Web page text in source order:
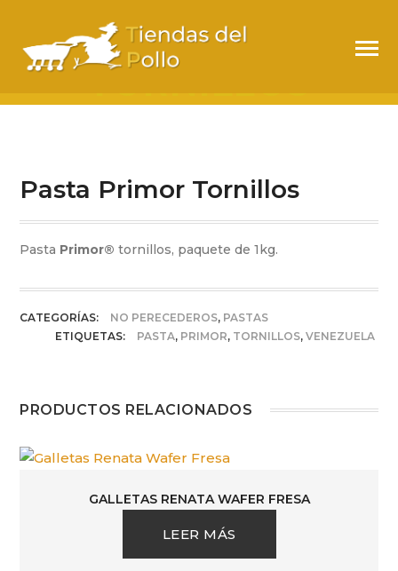
PASTA PRIMOR
TORNILLOS
Pasta Primor Tornillos
Pasta Primor® tornillos, paquete de 1kg.
CATEGORÍAS: NO PERECEDEROS, PASTAS
ETIQUETAS:
PASTA, PRIMOR, TORNILLOS,VENEZUELA
PRODUCTOS RELACIONADOS
GALLETAS RENATA WAFER FRESA
LEER MÁS